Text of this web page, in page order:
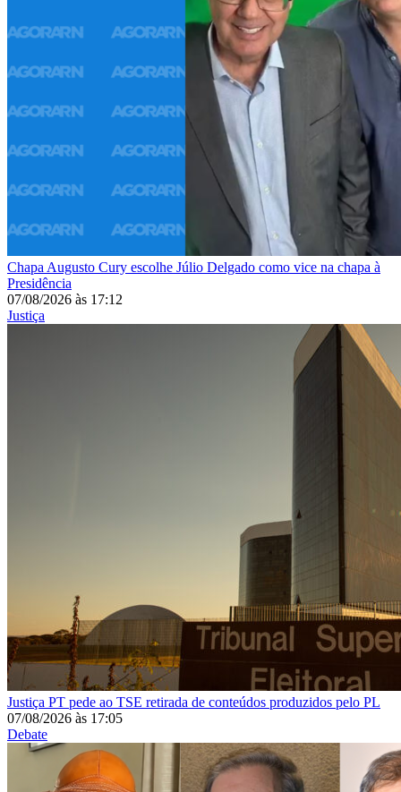
Chapa Augusto Cury escolhe Júlio Delgado como vice na chapa à
Presidência
07/08/2026 às 17:12
Justiça
Justiça PT pede ao TSE retirada de conteúdos produzidos pelo PL
07/08/2026 às 17:05
Debate